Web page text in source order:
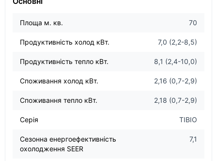
Площа м. кв. 70
Продуктивність холод кВт. 7,0 (2,2-8,5)
Продуктивність тепло кВт. 8,1 (2,4-10,0)
Споживання холод кВт. 2,16 (0,7-2,9)
Споживання тепло кВт. 2,18 (0,7-2,9)
Серія TIBIO
Сезонна енергоефективність
охолодження SEER
7,1